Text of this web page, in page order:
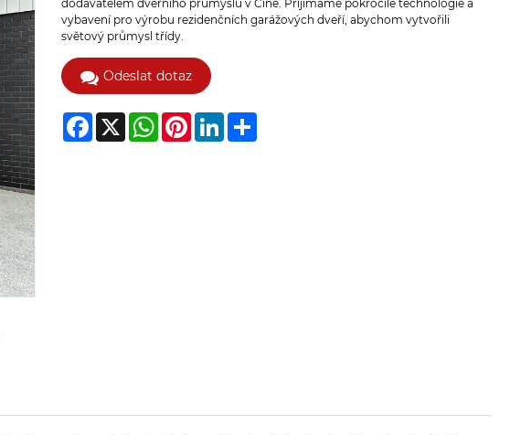
dodavatelem dveřního průmyslu v Číně. Přijímáme pokročilé technologie a
vybavení pro výrobu rezidenčních garážových dveří, abychom vytvořili
světový průmysl třídy.
Odeslat dotaz
Facebook
X WhatsAppPinterestLinkedInShare